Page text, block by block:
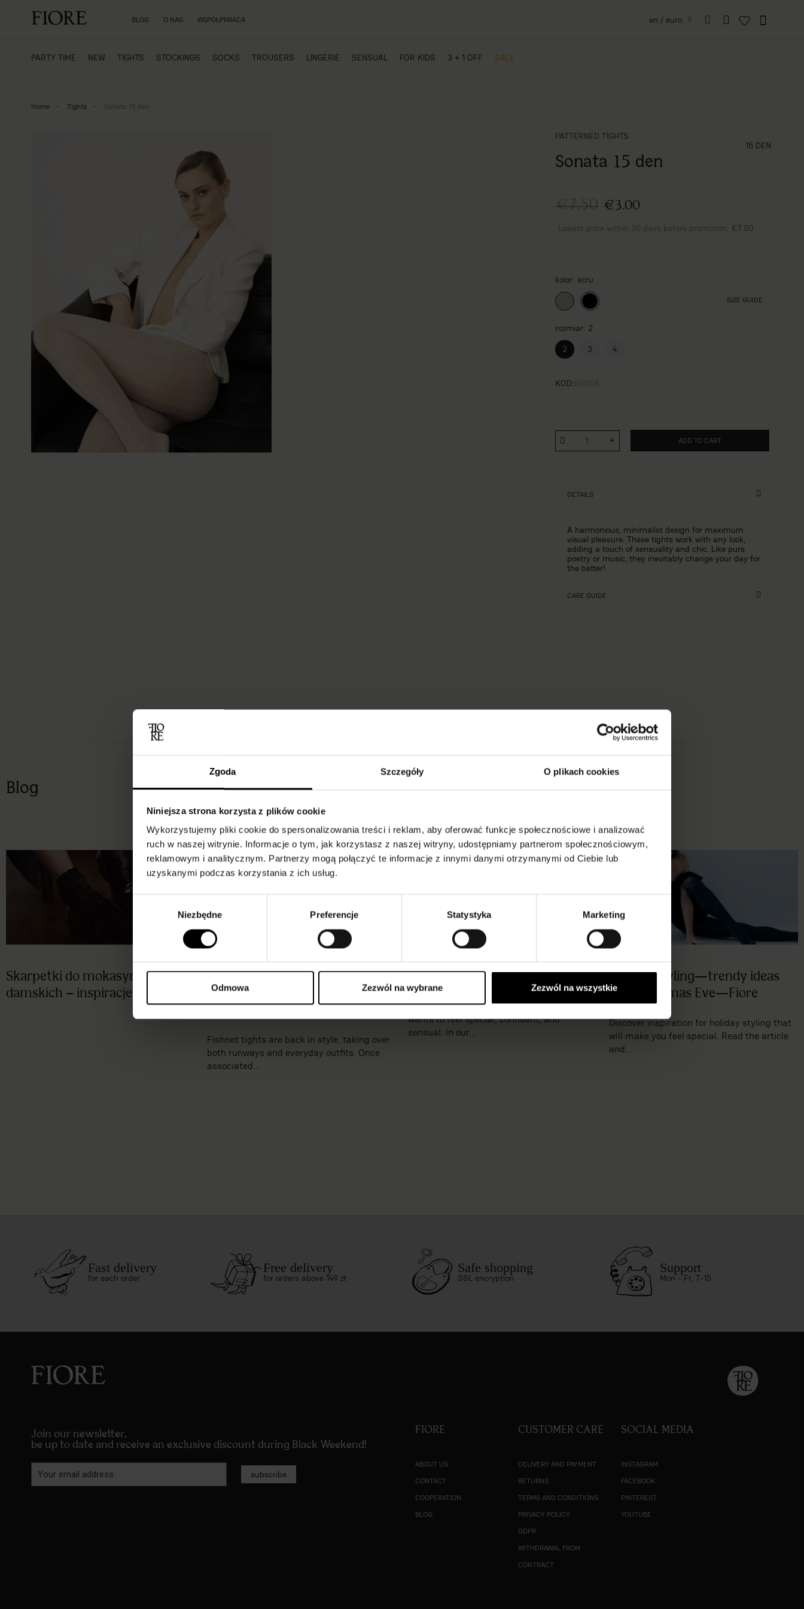
Zgoda Szczegóły O plikach cookies
Niniejsza strona korzysta z plików cookie
Wykorzystujemy pliki cookie do spersonalizowania treści i reklam, aby oferować funkcje społecznościowe i analizować
ruch w naszej witrynie. Informacje o tym, jak korzystasz z naszej witryny, udostępniamy partnerom społecznościowym,
reklamowym i analitycznym. Partnerzy mogą połączyć te informacje z innymi danymi otrzymanymi od Ciebie lub
uzyskanymi podczas korzystania z ich usług.
Niezbędne Preferencje Statystyka Marketing
Odmowa Zezwól na wybrane Zezwól na wszystkie
BLOG O NAS WSPÓŁPRRACA en / euro
PARTY TIME NEW TIGHTS STOCKINGS SOCKS TROUSERS LINGERIE SENSUAL FOR KIDS 3 + 1 OFF SALE
Home Tights Sonata 15 den
Sonata 15 den
€7.50 €3.00
Lowest price within 30 days before promotion: €7.50
SIZE GUIDE
kolor ecru
rozmiar 2
2
3 4
KOD
PATTERNED TIGHTS
15 DEN
ADD TO CART
DETAILS
A harmonious, minimalist design for maximum
visual pleasure. These tights work with any look,
adding a touch of sensuality and chic. Like pure
poetry or music, they inevitably change your day for
the better!
CARE GUIDE
Blog
Skarpetki do mokasynów
damskich – inspiracje i trendy
What to wear fishnet tights
with and how to style them?
Fishnet tights are back in style, taking over
both runways and everyday outfits. Once
associated...
Valentine’s Day Lingerie
Valentine’s Day is a time when every woman
wants to feel special, confident, and
sensual. In our...
Holiday styling—trendy ideas
for Christmas Eve—Fiore
Discover inspiration for holiday styling that
will make you feel special. Read the article
and...
Fast delivery
for each order
Free delivery
for orders above 149 zł
Safe shopping
SSL encryption
Support
Mon - Fr, 7-15
Join our newsletter,
be up to date and receive an exclusive discount during Black Weekend!
subscribe
FIORE
ABOUT US
CONTACT
COOPERATION
BLOG
CUSTOMER CARE
DELIVERY AND PAYMENT
RETURNS
TERMS AND CONDITIONS
PRIVACY POLICY
GDPR
WITHDRAWAL FROM
CONTRACT
SOCIAL MEDIA
INSTAGRAM
FACEBOOK
PINTEREST
YOUTUBE